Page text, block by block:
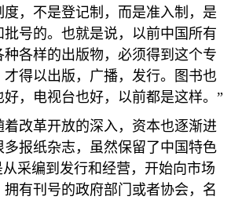
，不是登记制，而是准入制，是
批号的。也就是说，以前中国所有
种各样的出版物，必须得到这个专
才得以出版，广播，发行。图书也
，电视台也好，以前都是这样。”
着改革开放的深入，资本也逐渐进
多报纸杂志，虽然保留了中国特色
从采编到发行和经营，开始向市场
有刊号的政府部门或者协会，名